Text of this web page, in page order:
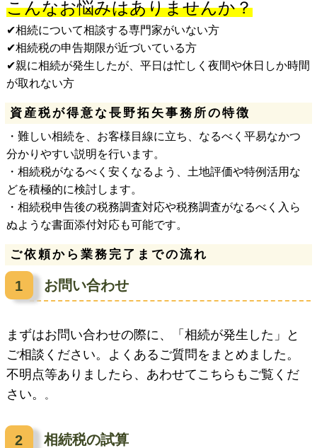
こんなお悩みはありませんか？
✔相続について相談する専門家がいない方
✔相続税の申告期限が近づいている方
✔親に相続が発生したが、平日は忙しく夜間や休日しか時間
が取れない方
資産税が得意な長野拓矢事務所の特徴
・難しい相続を、お客様目線に立ち、なるべく平易なかつ
分かりやすい説明を行います。
・相続税がなるべく安くなるよう、土地評価や特例活用な
どを積極的に検討します。
・相続税申告後の税務調査対応や税務調査がなるべく入ら
ぬような書面添付対応も可能です。
ご依頼から業務完了までの流れ
お問い合わせ
まずはお問い合わせの際に、「相続が発生した」と
ご相談ください。よくあるご質問をまとめました。
不明点等ありましたら、あわせてこちらもご覧くだ
さい。
。
相続税の試算